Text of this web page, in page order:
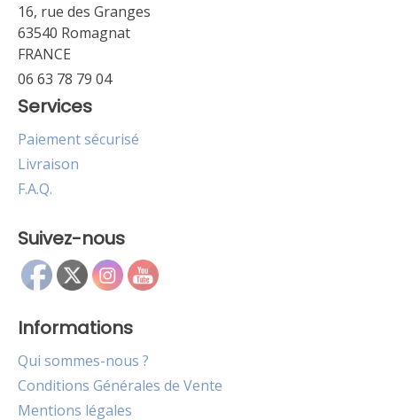
16, rue des Granges
63540 Romagnat
FRANCE
06 63 78 79 04
Services
Paiement sécurisé
Livraison
F.A.Q.
Suivez-nous
Informations
Qui sommes-nous ?
Conditions Générales de Vente
Mentions légales